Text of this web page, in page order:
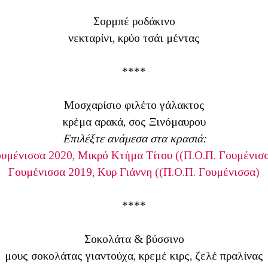
Σορμπέ ροδάκινο
νεκταρίνι, κρύο τσάι μέντας
****
Μοσχαρίσιο φιλέτο γάλακτος
κρέμα αρακά, σος Ξινόμαυρου
Επιλέξτε ανάμεσα στα κρασιά:
2020, Μικρό Κτήμα Τίτου ((Π.Ο.Π.
Γουμένισσα 2019, Κυρ Γιάννη ((Π.Ο.Π. Γουμένισσα)
****
Σοκολάτα & βύσσινο
μους σοκολάτας γιαντούχα, κρεμέ κιρς, ζελέ πραλίνας